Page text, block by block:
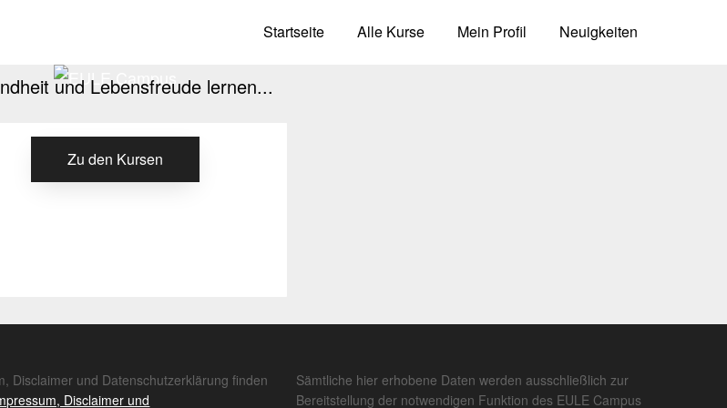
Startseite Alle Kurse Mein Profil Neuigkeiten
und Lebensfreude lernen...
Zu den Kursen
Disclaimer und Datenschutzerklärung finden
Disclaimer und
Sämtliche hier erhobene Daten werden ausschließlich zur
Bereitstellung der notwendigen Funktion des EULE Campus